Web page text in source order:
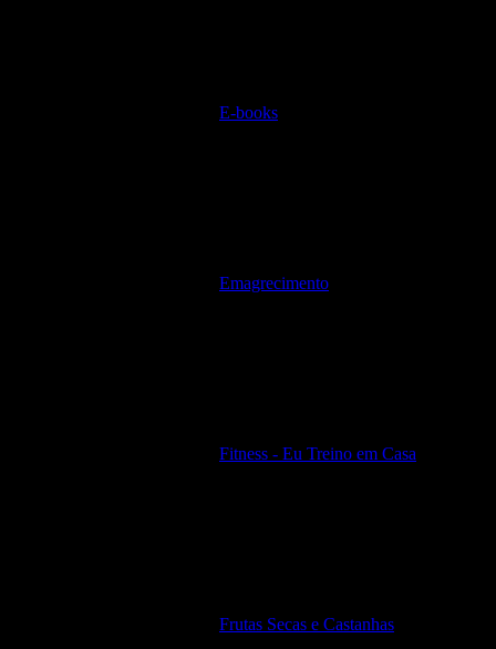
E-books
Emagrecimento
Fitness - Eu Treino em Casa
Frutas Secas e Castanhas